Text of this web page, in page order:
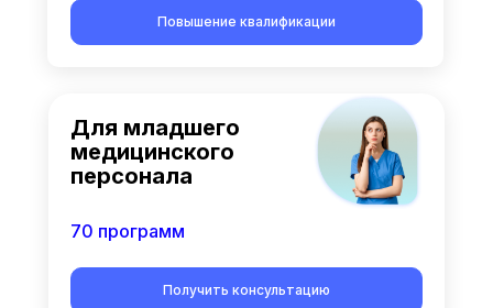
Повышение квалификации
Для младшего
медицинского
персонала
70 программ
Получить консультацию